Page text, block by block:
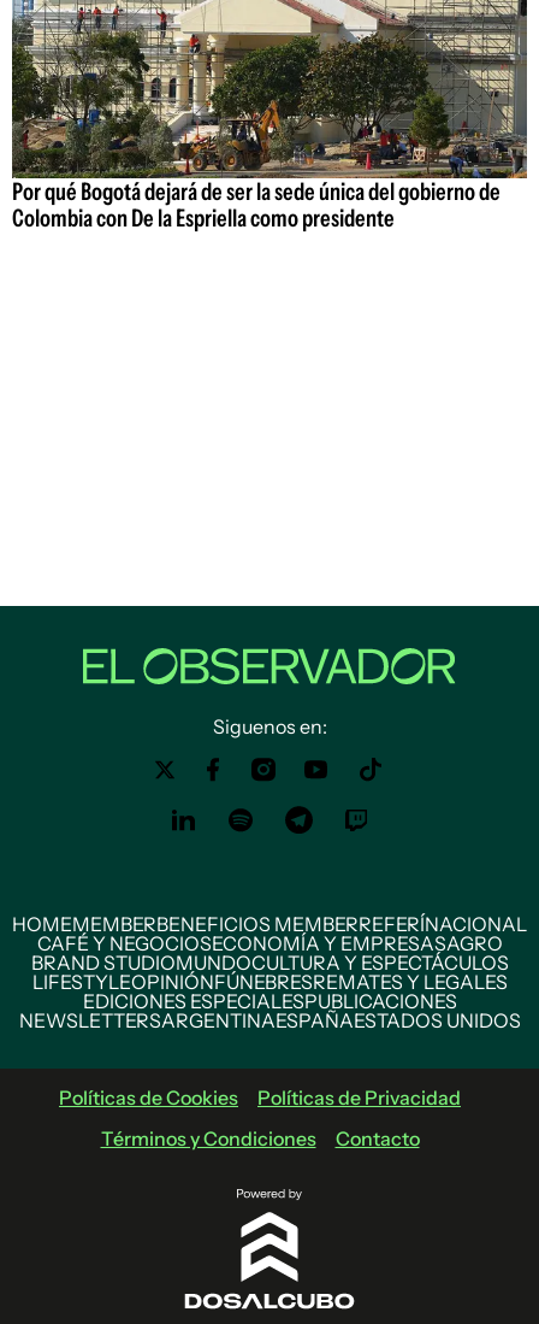
Por qué Bogotá dejará de ser la sede única del gobierno de
Colombia con De la Espriella como presidente
Siguenos en:
HOMEMEMBERBENEFICIOS MEMBERREFERÍNACIONAL
CAFÉ Y NEGOCIOSECONOMÍA Y EMPRESASAGRO
BRAND STUDIOMUNDOCULTURA Y ESPECTÁCULOS
LIFESTYLEOPINIÓNFÚNEBRESREMATES Y LEGALES
EDICIONES ESPECIALESPUBLICACIONES
NEWSLETTERSARGENTINAESPAÑAESTADOS UNIDOS
Políticas de Cookies
Políticas de Privacidad
Términos y Condiciones
Contacto